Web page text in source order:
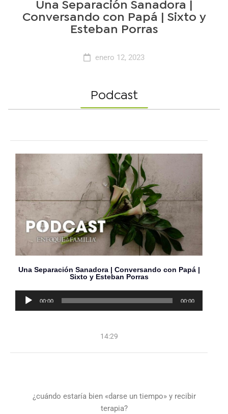
Una Separación Sanadora |
Conversando con Papá | Sixto y
Esteban Porras
enero 12, 2023
Podcast
Una Separación Sanadora | Conversando con Papá |
Sixto y Esteban Porras
Reproductor
00:00 00:00
14:29
¿cuándo estaría bien «darse un tiempo» y recibir
terapia?